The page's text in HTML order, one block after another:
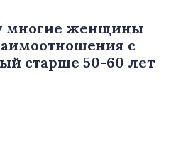
многие женщины
с
старше 50-60 лет